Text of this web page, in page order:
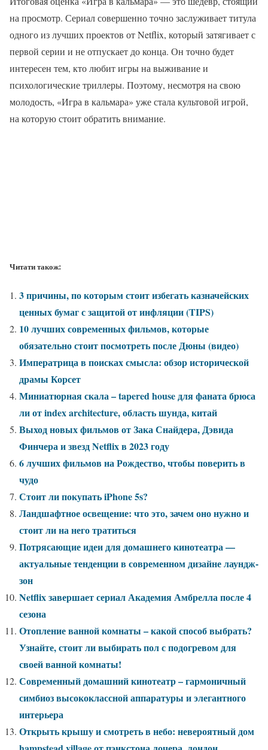
на просмотр. Сериал совершенно точно заслуживает титула
одного из лучших проектов от Netflix, который затягивает с
первой серии и не отпускает до конца. Он точно будет
интересен тем, кто любит игры на выживание и
психологические триллеры. Поэтому, несмотря на свою
молодость, «Игра в кальмара» уже стала культовой игрой,
на которую стоит обратить внимание.
Читати також:
3 причины, по которым стоит избегать казначейских
ценных бумаг с защитой от инфляции (TIPS)
10 лучших современных фильмов, которые
обязательно стоит посмотреть после Дюны (видео)
Императрица в поисках смысла: обзор исторической
драмы Корсет
Миниатюрная скала – tapered house для фаната брюса
ли от index architecture, область шунда, китай
Выход новых фильмов от Зака Снайдера, Дэвида
Финчера и звезд Netflix в 2023 году
6 лучших фильмов на Рождество, чтобы поверить в
чудо
Стоит ли покупать iPhone 5s?
Ландшафтное освещение: что это, зачем оно нужно и
стоит ли на него тратиться
Потрясающие идеи для домашнего кинотеатра —
актуальные тенденции в современном дизайне лаундж-
зон
Netflix завершает сериал Академия Амбрелла после 4
сезона
Отопление ванной комнаты – какой способ выбрать?
Узнайте, стоит ли выбирать пол с подогревом для
своей ванной комнаты!
Современный домашний кинотеатр – гармоничный
симбиоз высококлассной аппаратуры и элегантного
интерьера
Открыть крышу и смотреть в небо: невероятный дом